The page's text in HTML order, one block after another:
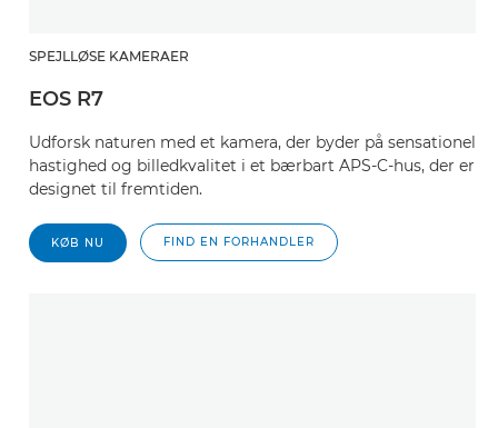
SPEJLLØSE KAMERAER
EOS R7
Udforsk naturen med et kamera, der byder på sensationel
hastighed og billedkvalitet i et bærbart APS-C-hus, der er
designet til fremtiden.
KØB NU FIND EN FORHANDLER